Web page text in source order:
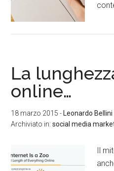
La
online…
18 marzo 2015 - Leonardo Bellini
Archiviato in:social media
Il